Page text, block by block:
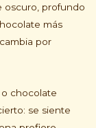
oscuro, profundo
más
por
o chocolate
se siente